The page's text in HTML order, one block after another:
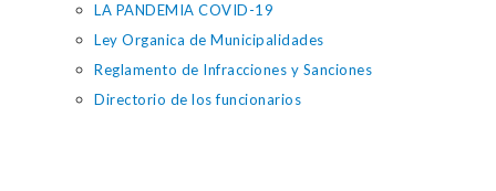
LA PANDEMIA COVID-19
Ley Organica de Municipalidades
Reglamento de Infracciones y Sanciones
Directorio de los funcionarios